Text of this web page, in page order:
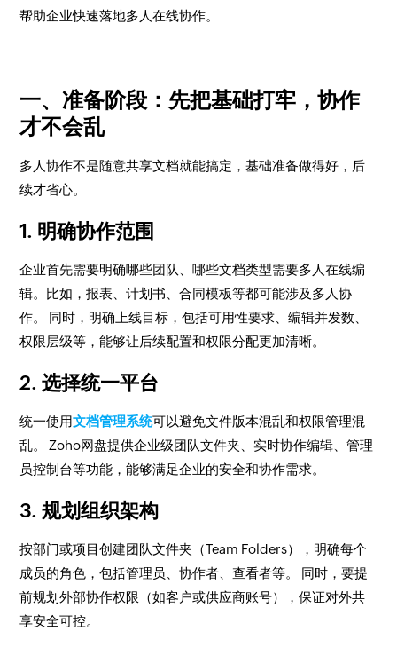
帮助企业快速落地多人在线协作。
一、准备阶段：先把基础打牢，协作
才不会乱
多人协作不是随意共享文档就能搞定，基础准备做得好，后
续才省心。
1. 明确协作范围
企业首先需要明确哪些团队、哪些文档类型需要多人在线编
辑。比如，报表、计划书、合同模板等都可能涉及多人协
作。 同时，明确上线目标，包括可用性要求、编辑并发数、
权限层级等，能够让后续配置和权限分配更加清晰。
2. 选择统一平台
统一使用文档管理系统可以避免文件版本混乱和权限管理混
乱。 Zoho网盘提供企业级团队文件夹、实时协作编辑、管理
员控制台等功能，能够满足企业的安全和协作需求。
3. 规划组织架构
按部门或项目创建团队文件夹（Team Folders），明确每个
成员的角色，包括管理员、协作者、查看者等。 同时，要提
前规划外部协作权限（如客户或供应商账号），保证对外共
享安全可控。